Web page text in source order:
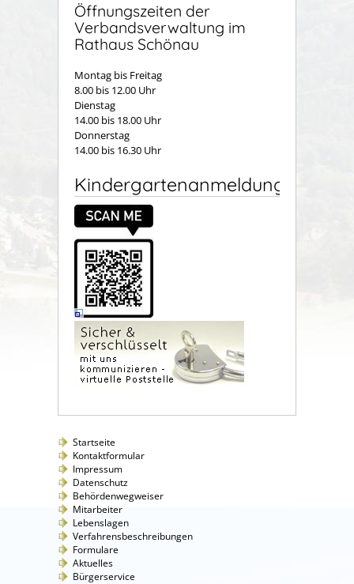
Öffnungszeiten der
Verbandsverwaltung im
Rathaus Schönau
Montag bis Freitag
8.00 bis 12.00 Uhr
Dienstag
14.00 bis 18.00 Uhr
Donnerstag
14.00 bis 16.30 Uhr
Kindergartenanmeldung
Startseite
Kontaktformular
Impressum
Datenschutz
Behördenwegweiser
Mitarbeiter
Lebenslagen
Verfahrensbeschreibungen
Formulare
Aktuelles
Bürgerservice